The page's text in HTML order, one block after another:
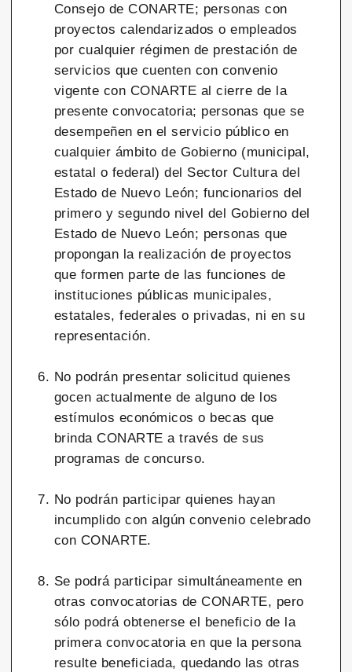
Consejo de CONARTE; personas con
proyectos calendarizados o empleados
por cualquier régimen de prestación de
servicios que cuenten con convenio
vigente con CONARTE al cierre de la
presente convocatoria; personas que se
desempeñen en el servicio público en
cualquier ámbito de Gobierno (municipal,
estatal o federal) del Sector Cultura del
Estado de Nuevo León; funcionarios del
primero y segundo nivel del Gobierno del
Estado de Nuevo León; personas que
propongan la realización de proyectos
que formen parte de las funciones de
instituciones públicas municipales,
estatales, federales o privadas, ni en su
representación.
No podrán presentar solicitud quienes
gocen actualmente de alguno de los
estímulos económicos o becas que
brinda CONARTE a través de sus
programas de concurso.
No podrán participar quienes hayan
incumplido con algún convenio celebrado
con CONARTE.
Se podrá participar simultáneamente en
otras convocatorias de CONARTE, pero
sólo podrá obtenerse el beneficio de la
primera convocatoria en que la persona
resulte beneficiada, quedando las otras